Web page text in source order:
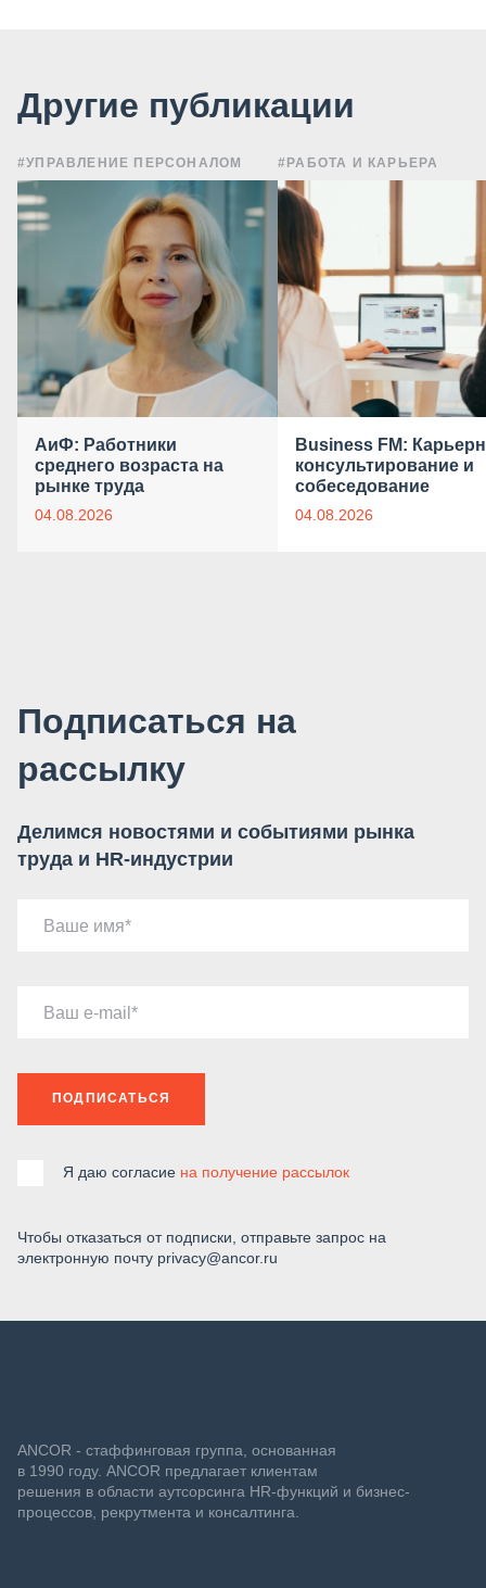
Другие публикации
#УПРАВЛЕНИЕ ПЕРСОНАЛОМ
АиФ: Работники
среднего возраста на
рынке труда
04.08.2026
#РАБОТА И КАРЬЕРА
Business FM:
консультирование и
собеседование
04.08.2026
Подписаться на
рассылку
Делимся новостями и событиями рынка
труда и HR-индустрии
Ваше имя
Ваш e-mail
ПОДПИСАТЬСЯ
Я даю согласие на получение рассылок
Чтобы отказаться от подписки, отправьте запрос на
электронную почту privacy@ancor.ru
ANCOR - стаффинговая группа, основанная
в 1990 году. ANCOR предлагает клиентам
решения в области аутсорсинга HR-функций и бизнес-
процессов, рекрутмента и консалтинга.